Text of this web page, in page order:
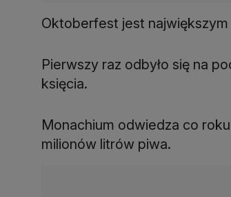
Oktoberfest jest
Pierwszy raz odbyło się na
księcia.
Monachium odwiedza co
milionów litrów piwa.